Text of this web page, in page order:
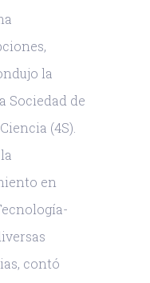
la
Sociedad de
(4S).
en
contó